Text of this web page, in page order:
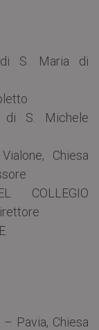
S. Maria di
di S. Michele
Chiesa
COLLEGIO
Pavia, Chiesa